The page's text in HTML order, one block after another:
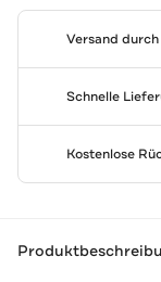
Versand durch
Schnelle
Kostenlose